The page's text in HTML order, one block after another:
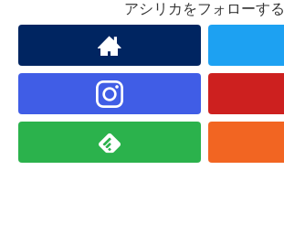
アシリカをフォローする